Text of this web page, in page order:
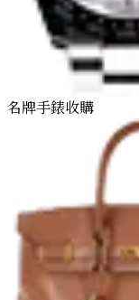
onyx-ring
名牌手錶收購